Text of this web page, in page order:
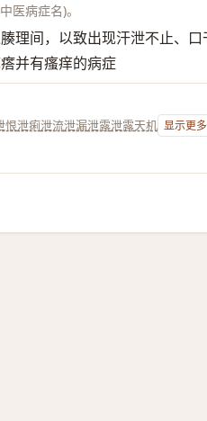
医病症名)。
理间，以致出现汗泄不止、
并有瘙痒的病症
恨泄痢泄流泄漏泄露泄露天机 显示更